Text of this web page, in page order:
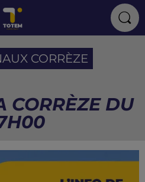
CORRÈZE
CORRÈZE DU